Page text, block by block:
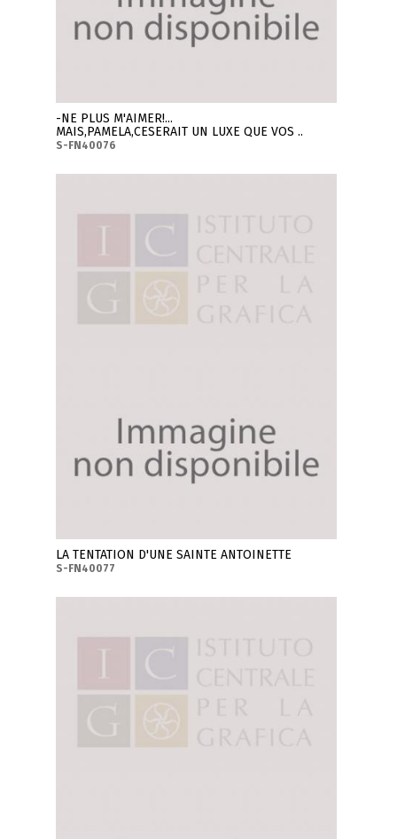
-NE PLUS M'AIMER!...
MAIS,PAMELA,CESERAIT UN LUXE QUE VOS ..
S-FN40076
LA TENTATION D'UNE SAINTE ANTOINETTE
S-FN40077